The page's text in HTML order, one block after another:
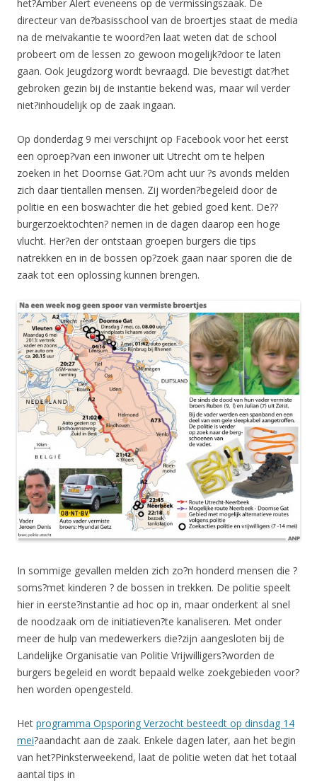
het?Amber Alert eveneens op de vermissingszaak. De
directeur van de?basisschool van de broertjes staat de media
na de meivakantie te woord?en laat weten dat de school
probeert om de lessen zo gewoon mogelijk?door te laten
gaan. Ook Jeugdzorg wordt bevraagd. Die bevestigt dat?het
gebroken gezin bij de instantie bekend was, maar wil verder
niet?inhoudelijk op de zaak ingaan.
Op donderdag 9 mei verschijnt op Facebook voor het eerst
een oproep?van een inwoner uit Utrecht om te helpen
zoeken in het Doornse Gat.?Om acht uur ?s avonds melden
zich daar tientallen mensen. Zij worden?begeleid door de
politie en een boswachter die het gebied goed kent. De??
burgerzoektochten? nemen in de dagen daarop een hoge
vlucht. Her?en der ontstaan groepen burgers die tips
natrekken en in de bossen op?zoek gaan naar sporen die de
zaak tot een oplossing kunnen brengen.
In sommige gevallen melden zich zo?n honderd mensen die ?
soms?met kinderen ? de bossen in trekken. De politie speelt
hier in eerste?instantie ad hoc op in, maar onderkent al snel
de noodzaak om de initiatieven?te kanaliseren. Met onder
meer de hulp van medewerkers die?zijn aangesloten bij de
Landelijke Organisatie van Politie Vrijwilligers?worden de
burgers begeleid en wordt bepaald welke zoekgebieden voor?
hen worden opengesteld.
Het programma Opsporing Verzocht besteedt op dinsdag 14
mei?aandacht aan de zaak. Enkele dagen later, aan het begin
van het?Pinksterweekend, laat de politie weten dat het totaal
aantal tips in